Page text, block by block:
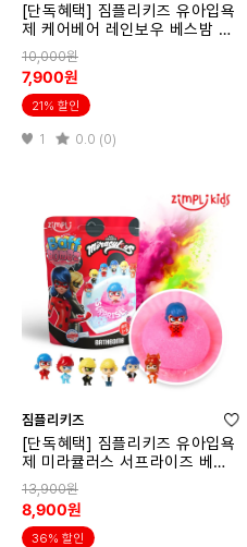
[단독혜택] 짐플리키즈 유아입욕
제 케어베어 레인보우 베스밤 71
47
10,000원
7,900원
21% 할인
1 0.0 (0)
짐플리키즈
[단독혜택] 짐플리키즈 유아입욕
제 미라큘러스 서프라이즈 베스
밤 7186
13,900원
8,900원
36% 할인